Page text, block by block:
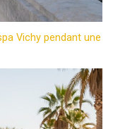
Vichy pendant une